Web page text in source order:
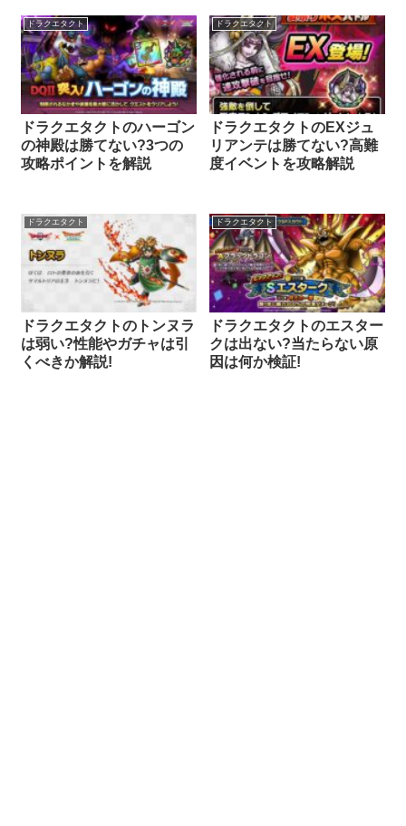
ドラクエタクト
ドラクエタクトのハーゴン
の神殿は勝てない?3つの
攻略ポイントを解説
ドラクエタクト
ドラクエタクトのEXジュ
リアンテは勝てない?高難
度イベントを攻略解説
ドラクエタクト
ドラクエタクトのトンヌラ
は弱い?性能やガチャは引
くべきか解説!
ドラクエタクト
ドラクエタクトのエスター
クは出ない?当たらない原
因は何か検証!